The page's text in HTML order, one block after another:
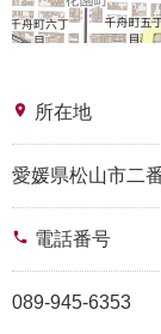
place 所在地
愛媛県松山市二
phone 電話番号
089-945-6353